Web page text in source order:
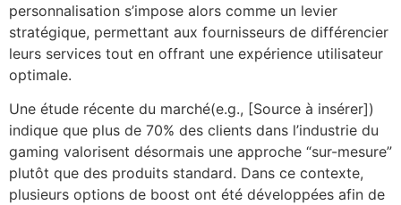
personnalisation s’impose alors comme un levier
stratégique, permettant aux fournisseurs de différencier
leurs services tout en offrant une expérience utilisateur
optimale.
Une étude récente du marché(e.g., [Source à insérer])
indique que plus de 70% des clients dans l’industrie du
gaming valorisent désormais une approche “sur-mesure”
plutôt que des produits standard. Dans ce contexte,
plusieurs options de boost ont été développées afin de